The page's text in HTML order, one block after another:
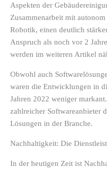
Aspekten der
Zusammenarbeit mit
Robotik, einen deutlich
Anspruch als noch vor 2
werden im weiteren Artikel
Obwohl auch
waren die Entwicklungen in
Jahren 2022 weniger
zahlreicher Softwareanbieter
Lösungen in der Branche.
Nachhaltigkeit: Die
In der heutigen Zeit ist